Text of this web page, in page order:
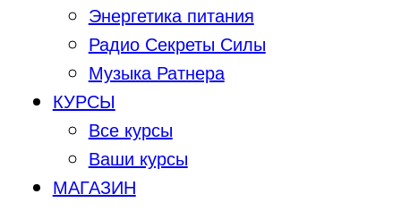
Энергетика питания
Радио Секреты Силы
Музыка Ратнера
КУРСЫ
Все курсы
Ваши курсы
МАГАЗИН